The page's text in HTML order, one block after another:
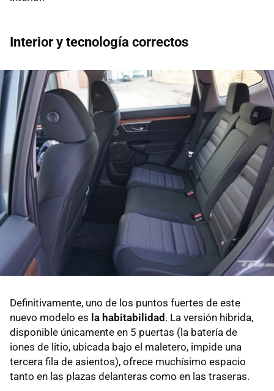
Interior y tecnología correctos
Definitivamente, uno de los puntos fuertes de este
nuevo modelo es la habitabilidad . La versión híbrida,
disponible únicamente en 5 puertas (la batería de
iones de litio, ubicada bajo el maletero, impide una
tercera fila de asientos), ofrece muchísimo espacio
tanto en las plazas delanteras como en las traseras.